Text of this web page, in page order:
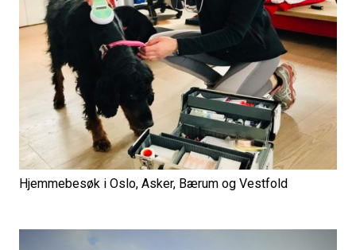
Hjemmebesøk i Oslo, Asker, Bærum og Vestfold